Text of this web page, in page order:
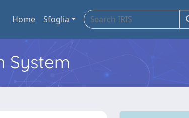
Home Sfoglia
System